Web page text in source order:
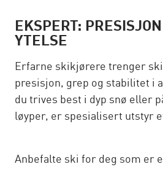
EKSPERT:
YTELSE
Erfarne skikjørere trenger
presisjon, grep og stabilitet i
du trives best i dyp snø eller
løyper, er spesialisert utstyr
Anbefalte ski for deg som er